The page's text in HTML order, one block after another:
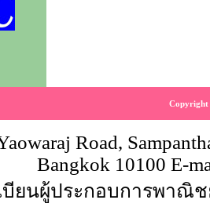
Copyright
Road,
Bangkok 10100 E-
บียนผู้ประกอบการพาณิช